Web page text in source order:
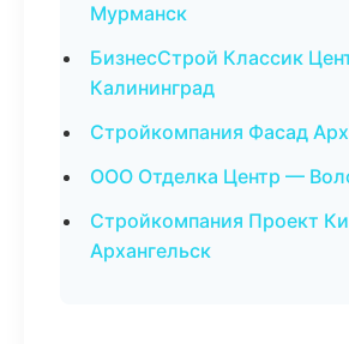
Мурманск
БизнесСтрой Классик
Калининград
Стройкомпания Фасад
ООО Отделка Центр —
Стройкомпания Проект
Архангельск